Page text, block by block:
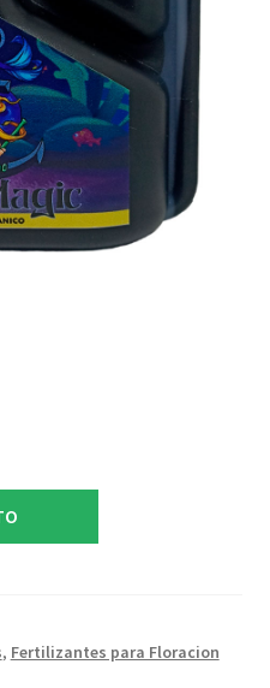
, Fertilizantes para Floracion